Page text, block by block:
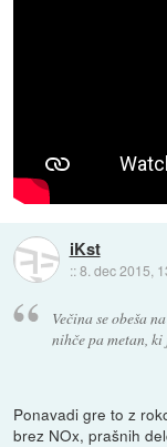
iKst
::8. dec 2015,
Večina se obeša
nihče pa metan,
Ponavadi gre to z
brez NOx, prašnih